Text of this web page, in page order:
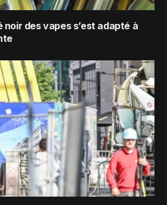
des vapes s’est adapté à